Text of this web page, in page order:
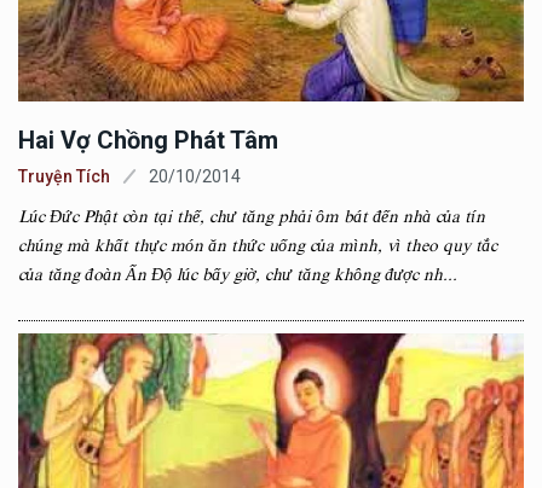
Hai Vợ Chồng Phát Tâm
Truyện Tích 20/10/2014
Lúc Đức Phật còn tại thế, chư tăng phải ôm bát đến nhà của tín
chúng mà khất thực món ăn thức uống của mình, vì theo quy tắc
của tăng đoàn Ấn Độ lúc bấy giờ, chư tăng không được nh...